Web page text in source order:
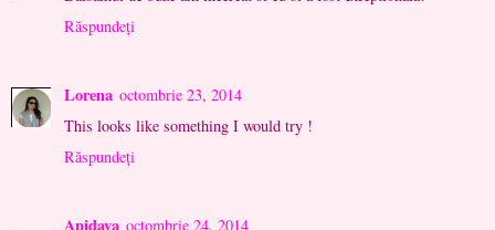
Răspundeți
Lorena octombrie 23, 2014
This looks like something I would try !
Răspundeți
Apidava octombrie 24, 2014